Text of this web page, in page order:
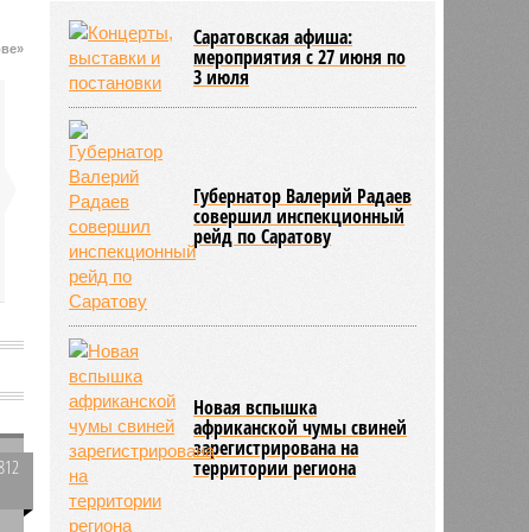
03/08
В регионе утвердили новый
порядок согласования планировки
территорий
03/08
17 тысяч исследований на
в Ртищевской больнице
Саратовская афиша:
мероприятия с 27 июня по
3 июля
Губернатор Валерий Радаев
совершил инспекционный
рейд по Саратову
Новая вспышка
африканской чумы свиней
зарегистрирована на
территории региона